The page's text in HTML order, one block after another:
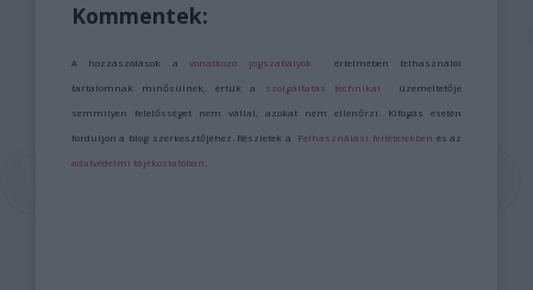
Kommentek:
A hozzászólások avonatkozó jogszabályok értelmében felhasználói
tartalomnak minősülnek, értük a
szolgáltatás technikai
üzemeltetője
semmilyen felelősséget nem vállal, azokat nem ellenőrzi. Kifogás esetén
forduljon a blog szerkesztőjéhez. Részletek a Felhasználási feltételekben és az
adatvédelmi tájékoztatóban